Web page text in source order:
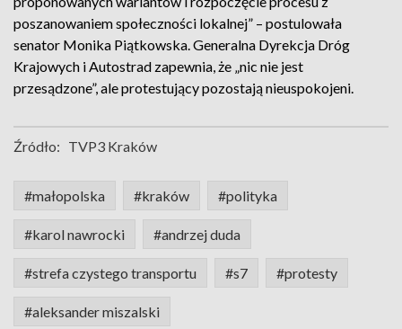
poszanowaniem społeczności lokalnej” – postulowała
senator Monika Piątkowska. Generalna Dyrekcja Dróg
Krajowych i Autostrad zapewnia, że „nic nie jest
przesądzone”, ale protestujący pozostają nieuspokojeni.
Źródło: TVP3 Kraków
#małopolska #kraków #polityka
#karol nawrocki #andrzej duda
#strefa czystego transportu #s7 #protesty
#aleksander miszalski